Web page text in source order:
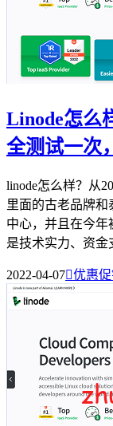
Linode怎么
全测试一次
linode怎么样？从
里面的古老品牌
中心，并且在今年
是技术实力、资
2022-04-07优惠